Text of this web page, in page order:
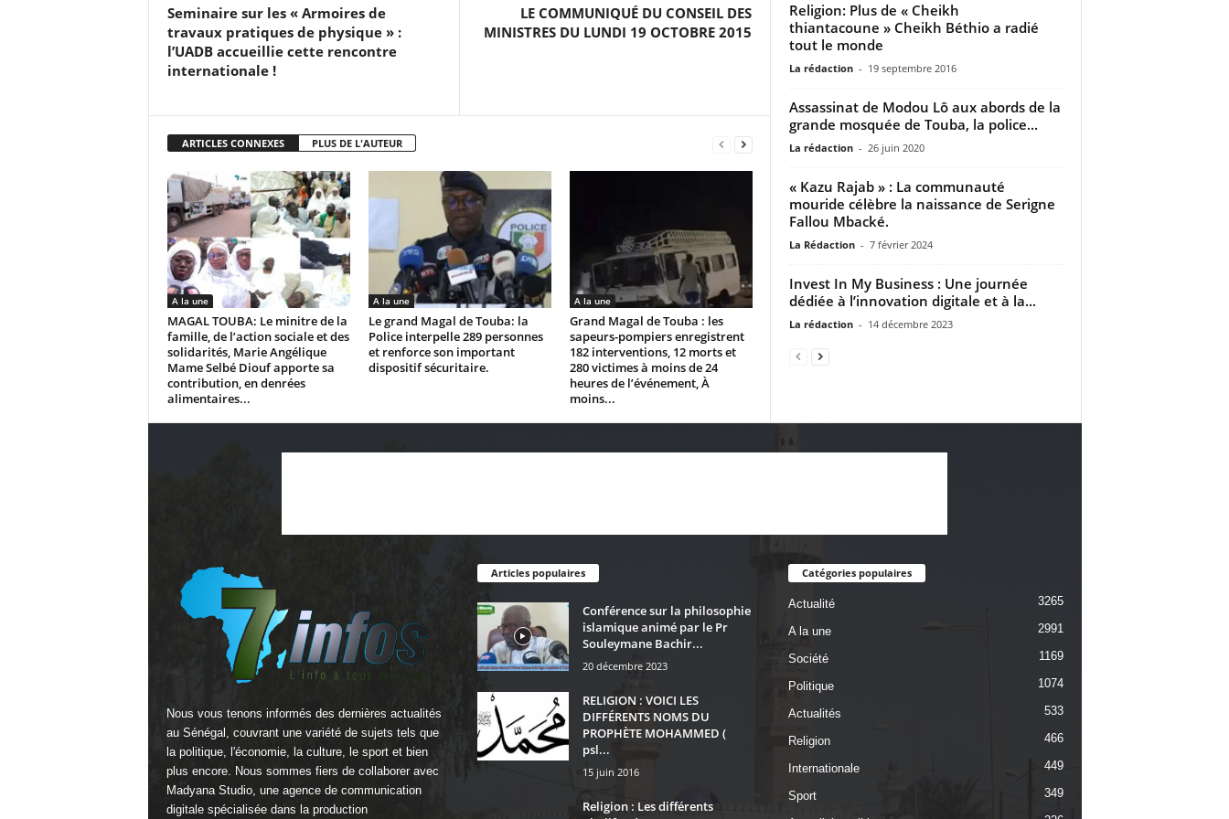
Seminaire sur les « Armoires de
travaux pratiques de physique » :
l’UADB accueillie cette rencontre
internationale !
LE COMMUNIQUÉ DU CONSEIL DES
MINISTRES DU LUNDI 19 OCTOBRE 2015
ARTICLES CONNEXES PLUS DE L'AUTEUR
A la une
MAGAL TOUBA: Le minitre de la
famille, de l’action sociale et des
solidarités, Marie Angélique
Mame Selbé Diouf apporte sa
contribution, en denrées
alimentaires...
A la une
Le grand Magal de Touba: la
Police interpelle 289 personnes
et renforce son important
dispositif sécuritaire.
A la une
Grand Magal de Touba : les
sapeurs-pompiers enregistrent
182 interventions, 12 morts et
280 victimes à moins de 24
heures de l’événement, À
moins...
Religion: Plus de « Cheikh
thiantacoune » Cheikh Béthio a radié
tout le monde
La rédaction - 19 septembre 2016
Assassinat de Modou Lô aux abords de la
grande mosquée de Touba, la police...
La rédaction - 26 juin 2020
« Kazu Rajab » : La communauté
mouride célèbre la naissance de Serigne
Fallou Mbacké.
La Rédaction - 7 février 2024
Invest In My Business : Une journée
dédiée à l’innovation digitale et à la...
La rédaction - 14 décembre 2023
Nous vous tenons informés des dernières actualités
au Sénégal, couvrant une variété de sujets tels que
la politique, l'économie, la culture, le sport et bien
plus encore. Nous sommes fiers de collaborer avec
Madyana Studio, une agence de communication
digitale spécialisée dans la production
Articles populaires
Conférence sur la philosophie
islamique animé par le Pr
Souleymane Bachir...
20 décembre 2023
RELIGION : VOICI LES
DIFFÉRENTS NOMS DU
PROPHÈTE MOHAMMED (
psl...
15 juin 2016
Religion : Les différents
Catégories populaires
Actualité 3265
A la une 2991
Société 1169
Politique 1074
Actualités 533
Religion 466
Internationale 449
Sport 349